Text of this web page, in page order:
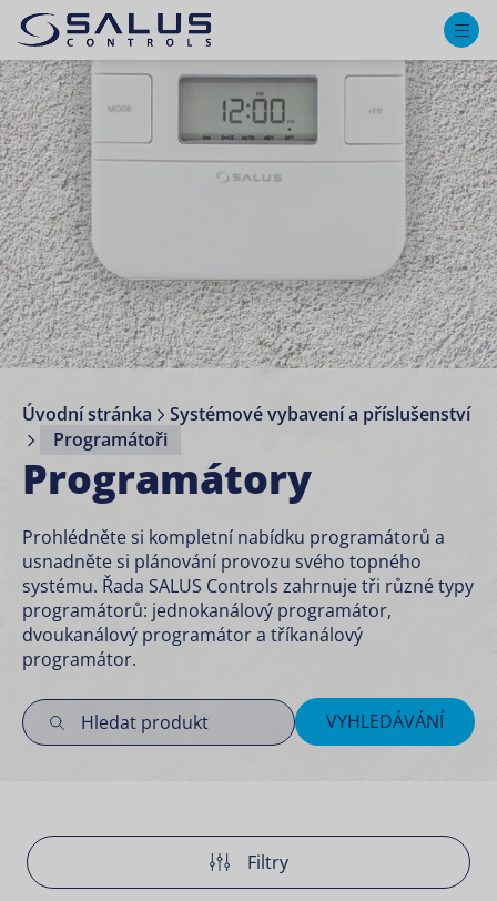
Úvodní stránka
Systémové vybavení a příslušenství
Programátoři
Programátory
Prohlédněte si kompletní nabídku programátorů a
usnadněte si plánování provozu svého topného
systému. Řada SALUS Controls zahrnuje tři různé typy
programátorů: jednokanálový programátor,
dvoukanálový programátor a tříkanálový
programátor.
VYHLEDÁVÁNÍ
Filtry